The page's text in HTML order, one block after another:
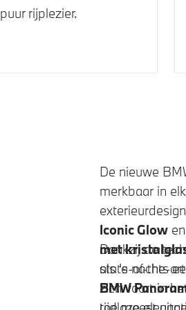
rijplezier.
De nieuwe
merkbaar in
Iconic Glow
met
als 's nachts
zich voort in
Dankzij de
state-of-the-
BMW